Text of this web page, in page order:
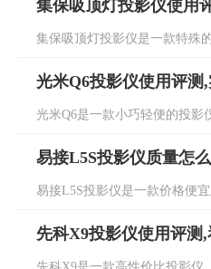
集保吸顶灯投影仪使用
集保吸顶灯投影仪是一款特殊
光米Q6投影仪使用评测
光米Q6是一款小巧轻便的投影
易接L5S投影仪质量怎
易接L5S投影仪是一款价格便
先科X9投影仪使用评测